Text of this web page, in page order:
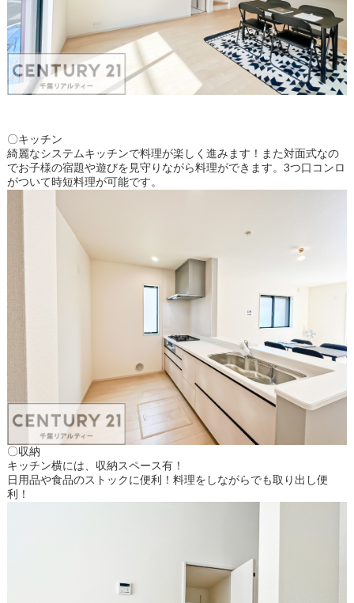
〇キッチン
綺麗なシステムキッチンで料理が楽しく進みます！また対面式なの
でお子様の宿題や遊びを見守りながら料理ができます。3つ口コンロ
がついて時短料理が可能です。
〇収納
キッチン横には、収納スペース有！
日用品や食品のストックに便利！料理をしながらでも取り出し便
利！